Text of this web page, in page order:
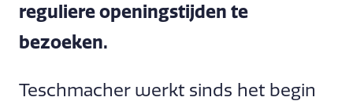
reguliere openingstijden te
bezoeken.
Teschmacher werkt sinds het begin